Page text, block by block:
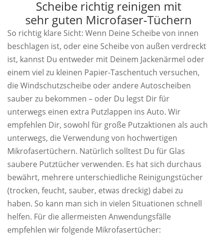
Scheibe richtig reinigen mit
sehr guten Microfaser-Tüchern
So richtig klare Sicht: Wenn Deine Scheibe von innen
beschlagen ist, oder eine Scheibe von außen verdreckt
ist, kannst Du entweder mit Deinem Jackenärmel oder
einem viel zu kleinen Papier-Taschentuch versuchen,
die Windschutzscheibe oder andere Autoscheiben
sauber zu bekommen – oder Du legst Dir für
unterwegs einen extra Putzlappen ins Auto. Wir
empfehlen Dir, sowohl für große Putzaktionen als auch
unterwegs, die Verwendung von hochwertigen
Mikrofasertüchern. Natürlich solltest Du für Glas
saubere Putztücher verwenden. Es hat sich durchaus
bewährt, mehrere unterschiedliche Reinigungstücher
(trocken, feucht, sauber, etwas dreckig) dabei zu
haben. So kann man sich in vielen Situationen schnell
helfen. Für die allermeisten Anwendungsfälle
empfehlen wir folgende Mikrofasertücher: